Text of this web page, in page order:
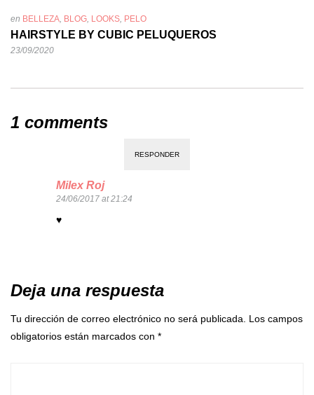
en BELLEZA, BLOG, LOOKS, PELO
HAIRSTYLE BY CUBIC PELUQUEROS
23/09/2020
1 comments
RESPONDER
Milex Roj
24/06/2017 at 21:24
♥
Deja una respuesta
Tu dirección de correo electrónico no será publicada. Los campos
obligatorios están marcados con *